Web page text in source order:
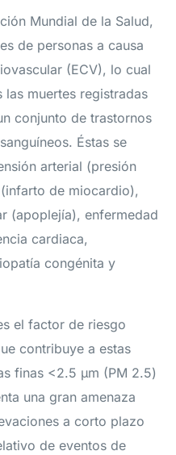
Mundial de la Salud,
de personas a causa
(ECV), lo cual
las muertes registradas
conjunto de trastornos
Éstas se
arterial (presión
de miocardio),
(apoplejía), enfermedad
cardiaca,
congénita y
el factor de riesgo
contribuye a estas
finas <2.5 μm (PM 2.5)
una gran amenaza
a corto plazo
de eventos de